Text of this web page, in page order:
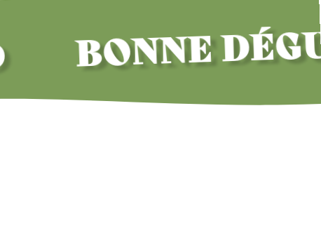
BONNE